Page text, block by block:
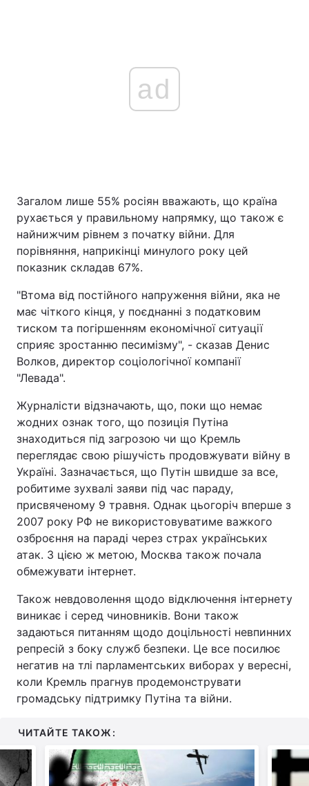
ad
Загалом лише 55% росіян вважають, що країна
рухається у правильному напрямку, що також є
найнижчим рівнем з початку війни. Для
порівняння, наприкінці минулого року цей
показник складав 67%.
"Втома від постійного напруження війни, яка не
має чіткого кінця, у поєднанні з податковим
тиском та погіршенням економічної ситуації
сприяє зростанню песимізму", - сказав Денис
Волков, директор соціологічної компанії
"Левада".
Журналісти відзначають, що, поки що немає
жодних ознак того, що позиція Путіна
знаходиться під загрозою чи що Кремль
переглядає свою рішучість продовжувати війну в
Україні. Зазначається, що Путін швидше за все,
робитиме зухвалі заяви під час параду,
присвяченому 9 травня. Однак цьогоріч вперше з
2007 року РФ не використовуватиме важкого
озброєння на параді через страх українських
атак. З цією ж метою, Москва також почала
обмежувати інтернет.
Також невдоволення щодо відключення інтернету
виникає і серед чиновників. Вони також
задаються питанням щодо доцільності невпинних
репресій з боку служб безпеки. Це все посилює
негатив на тлі парламентських виборах у вересні,
коли Кремль прагнув продемонструвати
громадську підтримку Путіна та війни.
ЧИТАЙТЕ ТАКОЖ: